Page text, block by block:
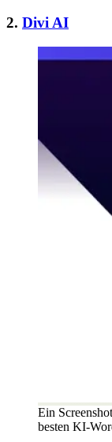
2. Divi AI
Ein
besten KI-